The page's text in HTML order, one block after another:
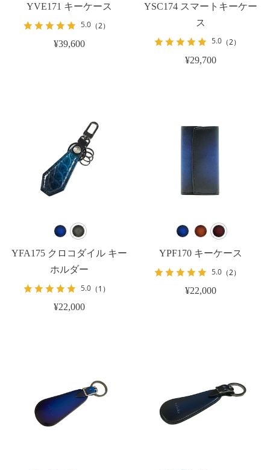
YVE171 キーケース
5.0（2）
¥39,600
YSC174 スマートキーケー
ス
5.0 （2）
¥29,700
YFA175 クロコダイル キー
ホルダー
5.0（1）
¥22,000
YPF170 キーケース
5.0 （2）
¥22,000